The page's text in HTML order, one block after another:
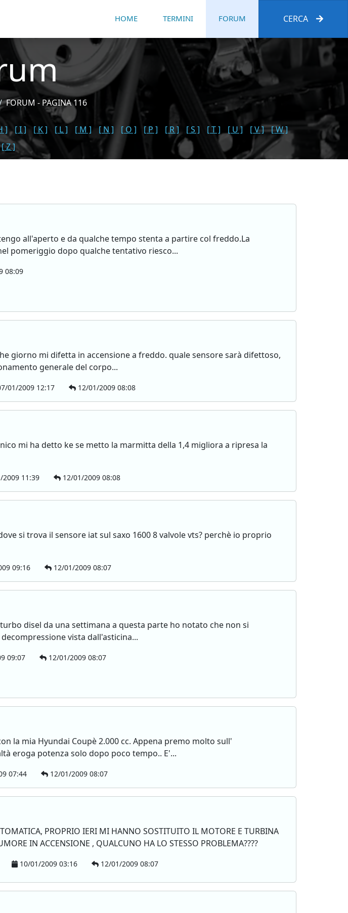
HOME TERMINI FORUM CERCA
FORUM - PAGINA 116
] [ I ] [ K ] [ L ] [ M ] [ N ] [ O ] [ P ] [ R ] [ S ] [ T ] [ U ] [ V ]
[ W ]
[ Z ]
all'aperto e da qualche tempo stenta a partire col freddo.La
pomeriggio dopo qualche tentativo riesco...
08:09
giorno mi difetta in accensione a freddo. quale sensore sarà difettoso,
generale del corpo...
01/2009 12:17 12/01/2009 08:08
mi ha detto ke se metto la marmitta della 1,4 migliora a ripresa la
11:39 12/01/2009 08:08
si trova il sensore iat sul saxo 1600 8 valvole vts? perchè io proprio
09:16 12/01/2009 08:07
disel da una settimana a questa parte ho notato che non si
vista dall'asticina...
09:07 12/01/2009 08:07
la mia Hyundai Coupè 2.000 cc. Appena premo molto sull'
eroga potenza solo dopo poco tempo.. E'...
07:44 12/01/2009 08:07
PROPRIO IERI MI HANNO SOSTITUITO IL MOTORE E TURBINA
IN ACCENSIONE , QUALCUNO HA LO STESSO PROBLEMA????
10/01/2009 03:16 12/01/2009 08:07